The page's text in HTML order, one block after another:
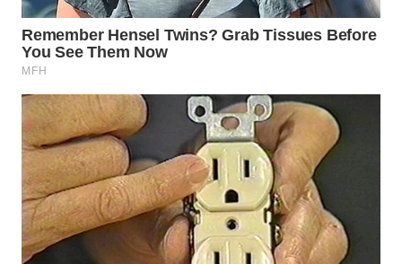
PAKPAK
WN
KARAWANG
WN
BEKASI
WN
BOGOR